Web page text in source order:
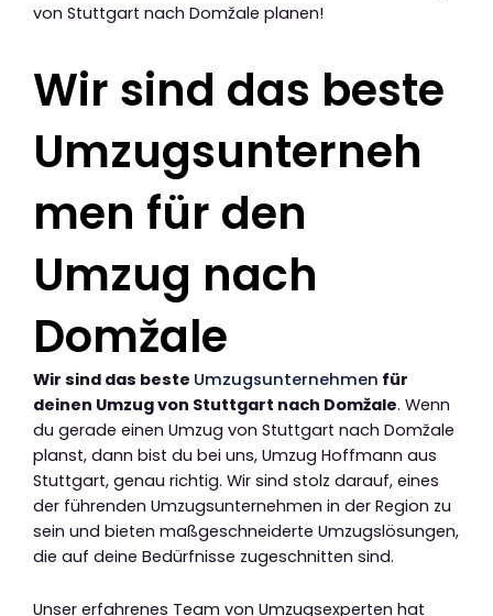
von Stuttgart nach Domžale planen!
Wir sind das beste
Umzugsunterneh
men für den
Umzug nach
Domžale
Wir sind das beste Umzugsunternehmen für
deinen Umzug von Stuttgart nach Domžale. Wenn
du gerade einen Umzug von Stuttgart nach Domžale
planst, dann bist du bei uns, Umzug Hoffmann aus
Stuttgart, genau richtig. Wir sind stolz darauf, eines
der führenden Umzugsunternehmen in der Region zu
sein und bieten maßgeschneiderte Umzugslösungen,
die auf deine Bedürfnisse zugeschnitten sind.
Unser erfahrenes Team von Umzugsexperten hat